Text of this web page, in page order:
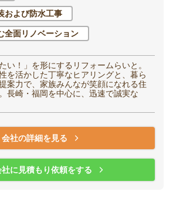
および防水工事
全面リノベーション
い！」を形にするリフォームらいと。
を活かした丁寧なヒアリングと、暮ら
案力で、家族みんなが笑顔になれる住
長崎・福岡を中心に、迅速で誠実な
会社の詳細を見る
社に見積もり依頼をする